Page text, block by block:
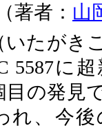
（著者： 山
いたがき
5587に
目の発見
れ、今